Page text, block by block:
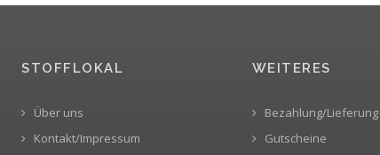
STOFFLOKAL
Über uns
Kontakt/Impressum
WEITERES
Bezahlung/Lieferung
Gutscheine